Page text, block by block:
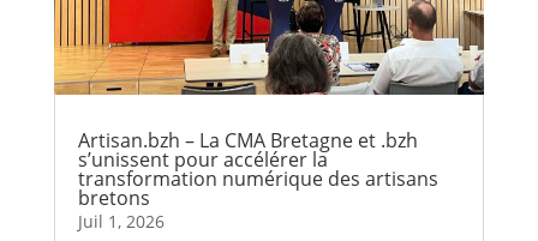
Artisan.bzh – La CMA Bretagne et .bzh
s’unissent pour accélérer la
transformation numérique des artisans
bretons
Juil 1, 2026